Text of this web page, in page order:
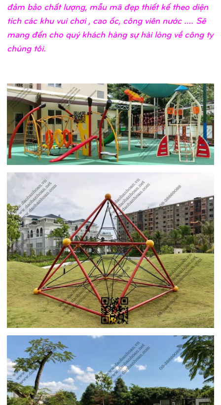
đảm bảo chất lượng, mẫu mã đẹp thiết kế theo diện
tích các khu vui chơi , cao ốc, công viên nước …. Sẽ
mang đến cho quý khách hàng sự hài lòng về công ty
chúng tôi.